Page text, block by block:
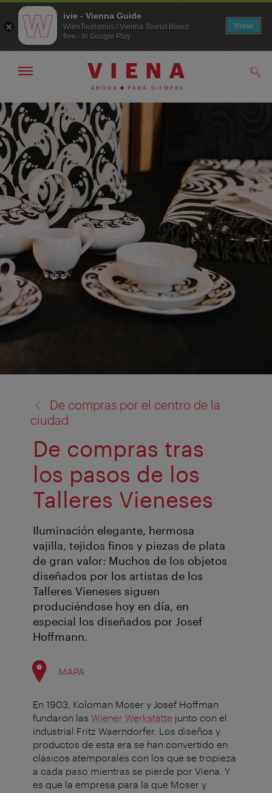
A
la
navegación
Al
contenido
Mostrar/ocultar
De compras por el centro de la
ciudad
De compras tras
los pasos de los
Talleres Vieneses
Iluminación elegante, hermosa
vajilla, tejidos finos y piezas de plata
de gran valor: Muchos de los objetos
diseñados por los artistas de los
Talleres Vieneses siguen
produciéndose hoy en día, en
especial los diseñados por Josef
Hoffmann.
MAPA
En 1903, Koloman Moser y Josef Hoffman
fundaron las Wiener Werkstätte junto con el
industrial Fritz Waerndorfer. Los diseños y
productos de esta era se han convertido en
clásicos atemporales con los que se tropieza
a cada paso mientras se pierde por Viena. Y
es que la empresa para la que Moser y
ivie - Vienna Guide
WienTourismus / Vienna Tourist Board
free - In Google Play
View